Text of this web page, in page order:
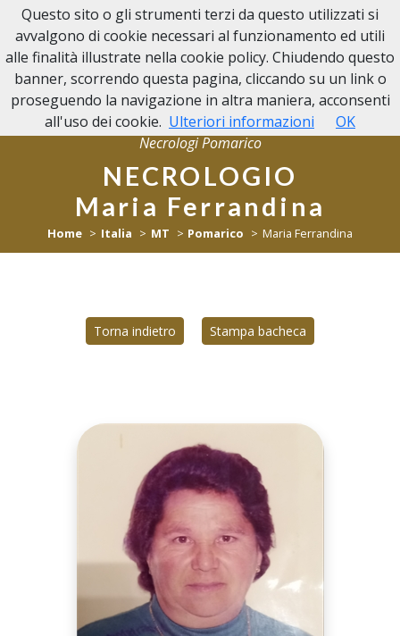
NECROLOGI POMARICO
Necrologi Pomarico
NECROLOGIO
Maria Ferrandina
Home Italia MT Pomarico Maria Ferrandina
Torna indietro Stampa bacheca
Questo sito o gli strumenti terzi da questo utilizzati si
avvalgono di cookie necessari al funzionamento ed utili
alle finalità illustrate nella cookie policy. Chiudendo questo
banner, scorrendo questa pagina, cliccando su un link o
proseguendo la navigazione in altra maniera, acconsenti
all'uso dei cookie. Ulteriori informazioni OK